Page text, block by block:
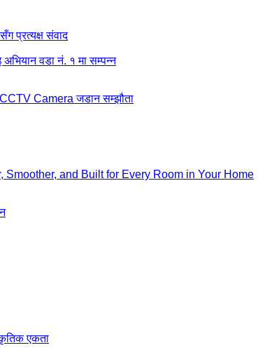
प्रत्यक्ष संवाद
अभियान वडा नं. १ मा सम्पन्न
CCTV Camera जडान सम्झौता
and Built for Every Room in Your Home
एकता